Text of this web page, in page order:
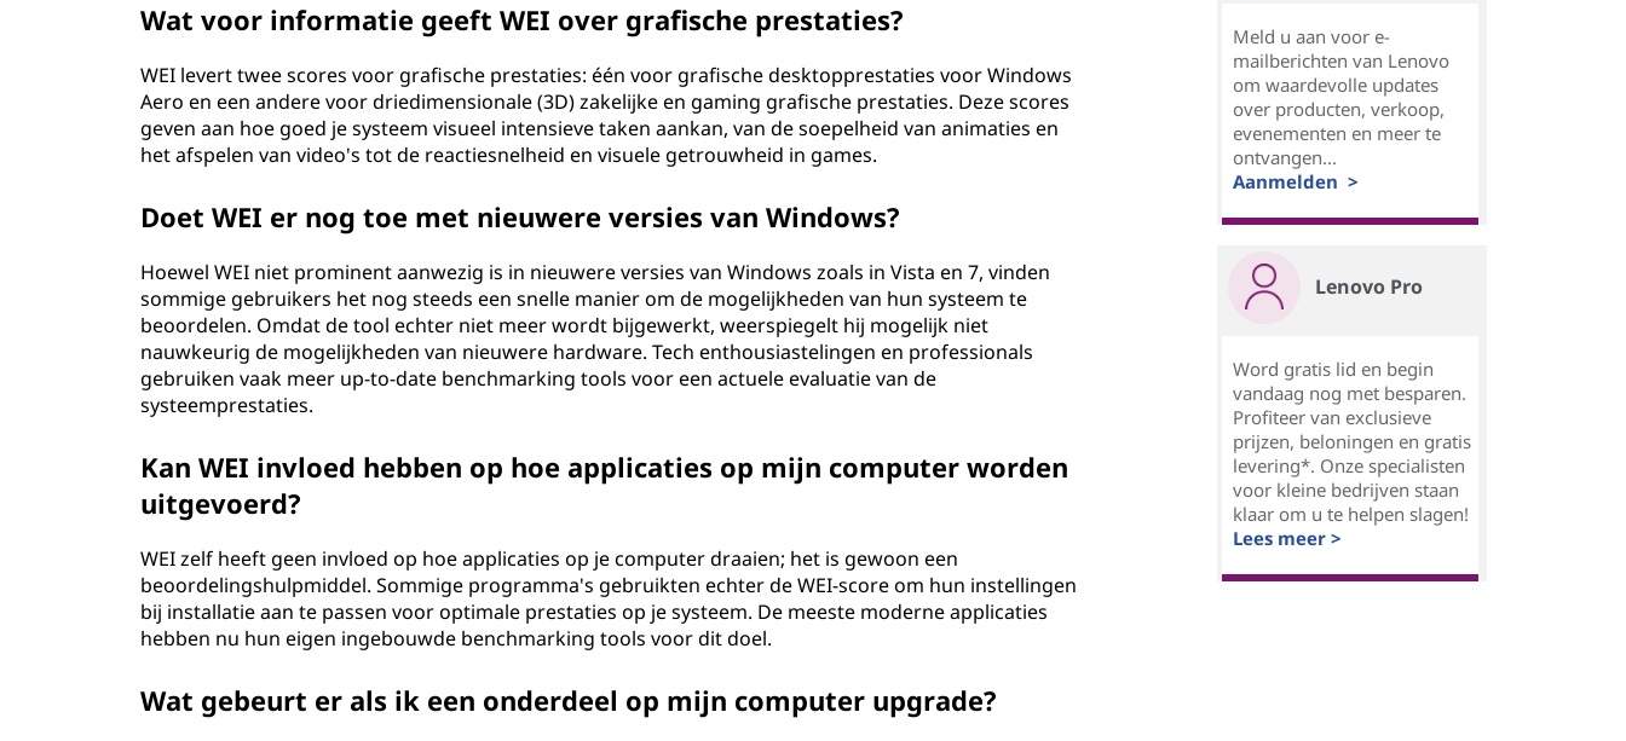
Wat voor informatie geeft WEI over grafische prestaties?
WEI levert twee scores voor grafische prestaties: één voor grafische desktopprestaties voor Windows
Aero en een andere voor driedimensionale (3D) zakelijke en gaming grafische prestaties. Deze scores
geven aan hoe goed je systeem visueel intensieve taken aankan, van de soepelheid van animaties en
het afspelen van video's tot de reactiesnelheid en visuele getrouwheid in games.
Doet WEI er nog toe met nieuwere versies van Windows?
Hoewel WEI niet prominent aanwezig is in nieuwere versies van Windows zoals in Vista en 7, vinden
sommige gebruikers het nog steeds een snelle manier om de mogelijkheden van hun systeem te
beoordelen. Omdat de tool echter niet meer wordt bijgewerkt, weerspiegelt hij mogelijk niet
nauwkeurig de mogelijkheden van nieuwere hardware. Tech enthousiastelingen en professionals
gebruiken vaak meer up-to-date benchmarking tools voor een actuele evaluatie van de
systeemprestaties.
Kan WEI invloed hebben op hoe applicaties op mijn computer worden
uitgevoerd?
WEI zelf heeft geen invloed op hoe applicaties op je computer draaien; het is gewoon een
beoordelingshulpmiddel. Sommige programma's gebruikten echter de WEI-score om hun instellingen
bij installatie aan te passen voor optimale prestaties op je systeem. De meeste moderne applicaties
hebben nu hun eigen ingebouwde benchmarking tools voor dit doel.
Wat gebeurt er als ik een onderdeel op mijn computer upgrade?
Meld u aan voor e-
mailberichten van Lenovo
om waardevolle updates
over producten, verkoop,
evenementen en meer te
ontvangen...
Aanmelden >
Lenovo Pro
Word gratis lid en begin
vandaag nog met besparen.
Profiteer van exclusieve
prijzen, beloningen en gratis
levering*. Onze specialisten
voor kleine bedrijven staan
klaar om u te helpen slagen!
Lees meer >